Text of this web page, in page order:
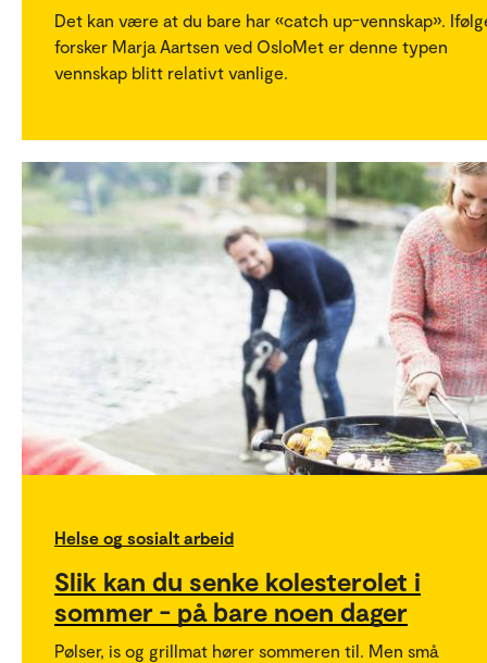
Det kan være at du bare har «catch up-vennskap».
forsker Marja Aartsen ved OsloMet er denne typen
vennskap blitt relativt vanlige.
Helse og sosialt arbeid
Slik kan du senke kolesterolet i
sommer - på bare noen dager
Pølser, is og grillmat hører sommeren til. Men små